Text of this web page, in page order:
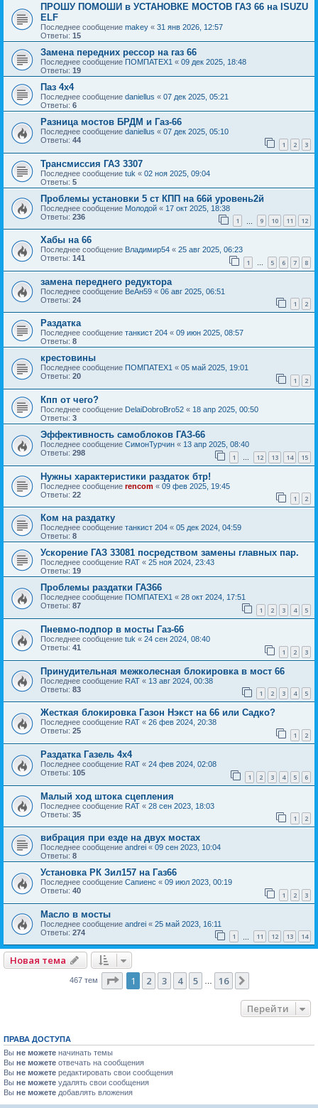
ПРОШУ ПОМОШИ в УСТАНОВКЕ МОСТОВ ГАЗ 66 на ISUZU
ELF
Последнее сообщение makey « 31 янв 2026, 12:57
Ответы: 15
Замена передних рессор на газ 66
Последнее сообщение ПОМПАТЕХ1 « 09 дек 2025, 18:48
Ответы: 19
Паз 4х4
Последнее сообщение daniellus « 07 дек 2025, 05:21
Ответы: 6
Разница мостов БРДМ и Газ-66
Последнее сообщение daniellus « 07 дек 2025, 05:10
Ответы: 44 1 2 3
Трансмиссия ГАЗ 3307
Последнее сообщение tuk « 02 ноя 2025, 09:04
Ответы: 5
Проблемы установки 5 ст КПП на 66й уровень2й
Последнее сообщение Молодой « 17 окт 2025, 18:38
Ответы: 236 1 9 10 11 12
Хабы на 66
Последнее сообщение Владимир54 « 25 авг 2025, 06:23
Ответы: 141 1 … 5 6 7 8
замена переднего редуктора
Последнее сообщение ВеАн59 « 06 авг 2025, 06:51
Ответы: 24 1 2
Раздатка
Последнее сообщение танкист 204 « 09 июн 2025, 08:57
Ответы: 8
крестовины
Последнее сообщение ПОМПАТЕХ1 « 05 май 2025, 19:01
Ответы: 20 1 2
Кпп от чего?
Последнее сообщение DelaiDobroBro52 « 18 апр 2025, 00:50
Ответы: 3
Эффективность самоблоков ГАЗ-66
Последнее сообщение СимонТурчин « 13 апр 2025, 08:40
Ответы: 298 1 … 12 13 14 15
Нужны характеристики раздаток бтр!
Последнее сообщение rencom « 09 фев 2025, 19:45
Ответы: 22 1 2
Ком на раздатку
Последнее сообщение танкист 204 « 05 дек 2024, 04:59
Ответы: 8
Ускорение ГАЗ 33081 посредством замены главных пар.
Последнее сообщение RAT « 25 ноя 2024, 23:43
Ответы: 19
Проблемы раздатки ГАЗ66
Последнее сообщение ПОМПАТЕХ1 « 28 окт 2024, 17:51
Ответы: 87 1 2 3 4 5
Пневмо-подпор в мосты Газ-66
Последнее сообщение tuk « 24 сен 2024, 08:40
Ответы: 41 1 2 3
Принудительная межколесная блокировка в мост 66
Последнее сообщение RAT « 13 авг 2024, 00:38
Ответы: 83 1 2 3 4 5
Жесткая блокировка Газон Нэкст на 66 или Садко?
Последнее сообщение RAT « 26 фев 2024, 20:38
Ответы: 25 1 2
Раздатка Газель 4х4
Последнее сообщение RAT « 24 фев 2024, 02:08
Ответы: 105 1 2 3 4 5 6
Малый ход штока сцепления
Последнее сообщение RAT « 28 сен 2023, 18:03
Ответы: 35 1 2
вибрация при езде на двух мостах
Последнее сообщение andrei « 09 сен 2023, 10:04
Ответы: 8
Установка РК Зил157 на Газ66
Последнее сообщение Сапиенс « 09 июл 2023, 00:19
Ответы: 40 1 2 3
Масло в мосты
Последнее сообщение andrei « 25 май 2023, 16:11
Ответы: 274 1 11 12 13 14
Новая тема
467 тем Страница из 16
1 2 3 4 5 … 16
Перейти
ПРАВА ДОСТУПА
Вы не можете начинать темы
Вы не можете отвечать на сообщения
Вы не можете редактировать свои сообщения
Вы не можете удалять свои сообщения
Вы не можете добавлять вложения